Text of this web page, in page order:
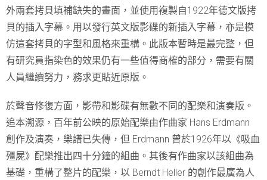
外兩套拷貝填補缺失的畫面，並使用複製自1922年德文版拷
貝的插入字幕。用以發行英文版影碟的新插入字幕，亦是模
仿這套拷貝的字型和風格來重構。此版本暫時是最完整，但
有研究員指染色的效果仍有一些值得商榷的部分，需要有關
人員繼續努力，務求更貼近原版。
於聲音修復方面，影帶和影碟有無數不同的配樂和演奏版。
追本溯源，百年前公映的原始配樂由作曲家 Hans Erdmann
創作及演奏，樂譜已失傳，但 Erdmann 曾於1926年以《吸血
殭屍》配樂推出四十分鐘的組曲。其後有作曲家以該組曲為
基礎，重構了整片的配樂，以 Berndt Heller 的創作最廣為人